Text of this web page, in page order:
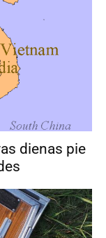
dienas pie